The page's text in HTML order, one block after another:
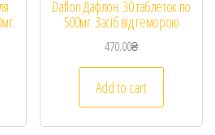
Daflon Дафлон. 30 таблеток по
500мг. Засіб від геморою
470.00₴
Add to cart